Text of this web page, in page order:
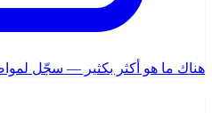
هناك ما هو أكثر بكثير — سجّل